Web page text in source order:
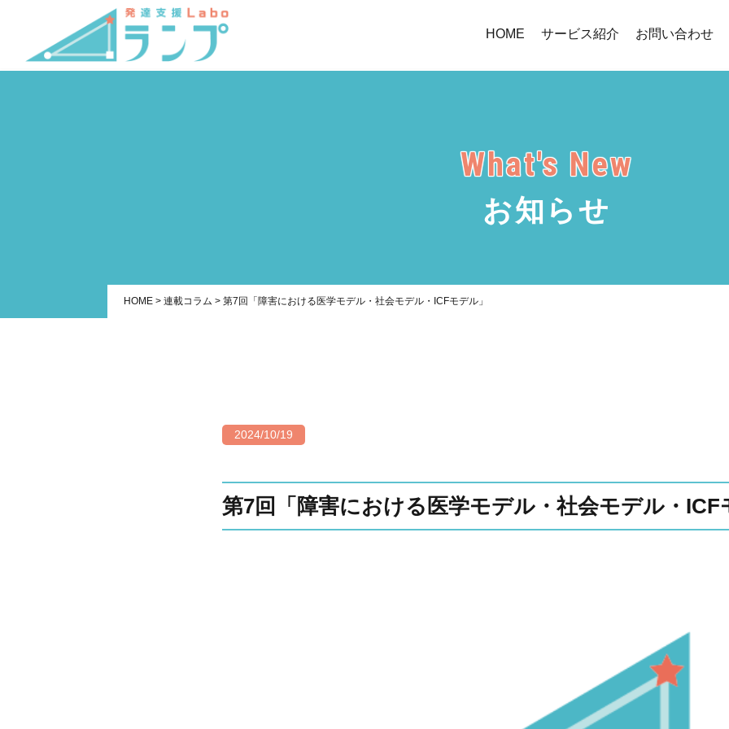
HOME サービス紹介 お問い合わせ
What's New
お知らせ
HOME > 連載コラム > 第7回「障害における医学モデル・社会モデル・ICFモデル」
2024/10/19
第7回「障害における医学モデル・社会モデル・ICF